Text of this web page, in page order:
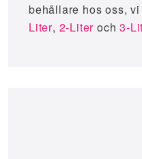
behållare hos oss,
Liter, 2-Liter och3-